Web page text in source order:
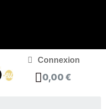
Connexion
0,00 €